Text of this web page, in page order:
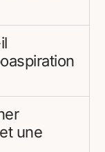
une